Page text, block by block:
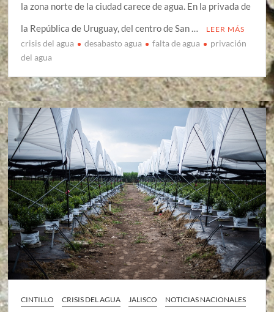
la zona norte de la ciudad carece de agua. En la privada de
la República de Uruguay, del centro de San …
LEER MÁS
crisis del agua desabasto agua falta de agua
privación
del agua
CINTILLO CRISIS DEL AGUA JALISCO
NOTICIAS NACIONALES